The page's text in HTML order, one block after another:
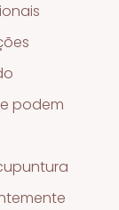
podem